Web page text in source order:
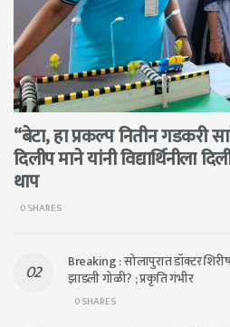
“बेटा, हा प्रकल्प नितीन गडकरी
दिलीप माने यांनी विद्यार्थिनीला
थाप
0 SHARES
Breaking : सोलापुरात डॉक्टर
झाडली गोळी? ; प्रकृति गंभीर
0 SHARES